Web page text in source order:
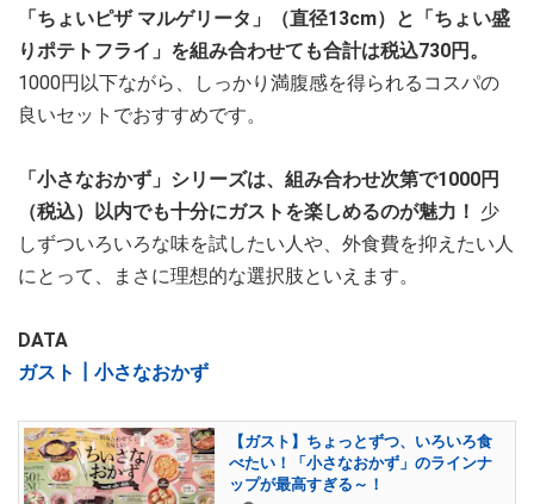
「ちょいピザ マルゲリータ」（直径13cm）と「ちょい盛
りポテトフライ」を組み合わせても合計は税込730円。
1000円以下ながら、しっかり満腹感を得られるコスパの
良いセットでおすすめです。
「小さなおかず」シリーズは、組み合わせ次第で1000円
（税込）以内でも十分にガストを楽しめるのが魅力！ 少
しずついろいろな味を試したい人や、外食費を抑えたい人
にとって、まさに理想的な選択肢といえます。
DATA
ガスト┃小さなおかず
【ガスト】ちょっとずつ、いろいろ食
べたい！「小さなおかず」のラインナ
ップが最高すぎる～！